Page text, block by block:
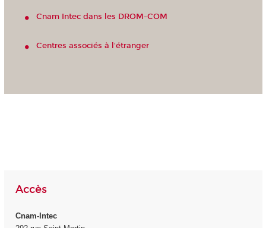
Cnam Intec dans les DROM-COM
Centres associés à l'étranger
Accès
Cnam-Intec